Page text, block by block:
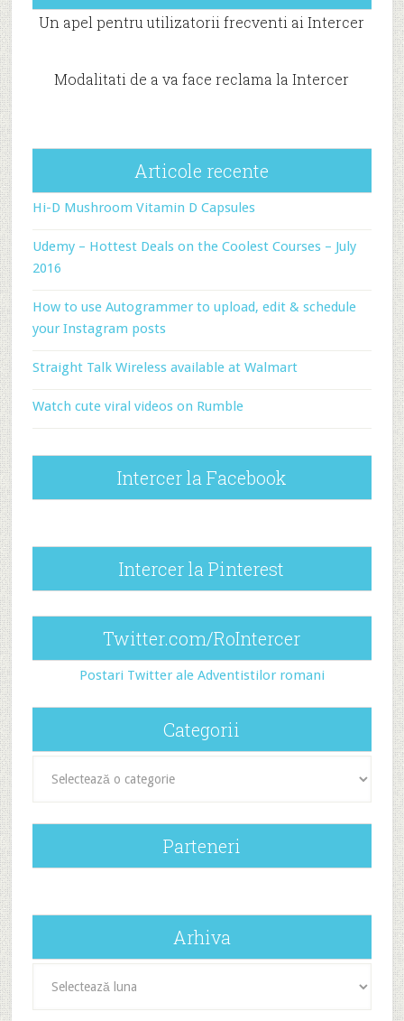
Un apel pentru utilizatorii frecventi ai Intercer
Modalitati de a va face reclama la Intercer
Articole recente
Hi-D Mushroom Vitamin D Capsules
Udemy – Hottest Deals on the Coolest Courses – July
2016
How to use Autogrammer to upload, edit & schedule
your Instagram posts
Straight Talk Wireless available at Walmart
Watch cute viral videos on Rumble
Intercer la Facebook
Intercer la Pinterest
Twitter.com/RoIntercer
Postari Twitter ale Adventistilor romani
Categorii
Parteneri
Arhiva